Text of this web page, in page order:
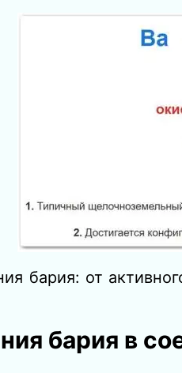
бария: от
бария в